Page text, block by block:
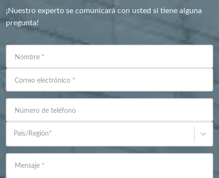
¡Nuestro experto se comunicará con usted si tiene alguna
pregunta!
Nombre *
Correo electrónico *
Número de teléfono
País/Región*
Mensaje *